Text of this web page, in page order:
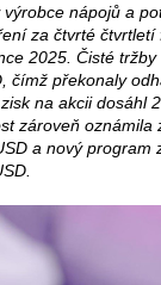
výrobce nápojů a
za čtvrté
2025. Čisté
čímž překonaly
na akcii dosáhl
zároveň oznámila
a nový program